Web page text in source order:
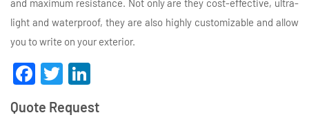
and maximum resistance. Not only are they cost-effective, ultra-
light and waterproof, they are also highly customizable and allow
you to write on your exterior.
Facebook
Twitter
Quote Request